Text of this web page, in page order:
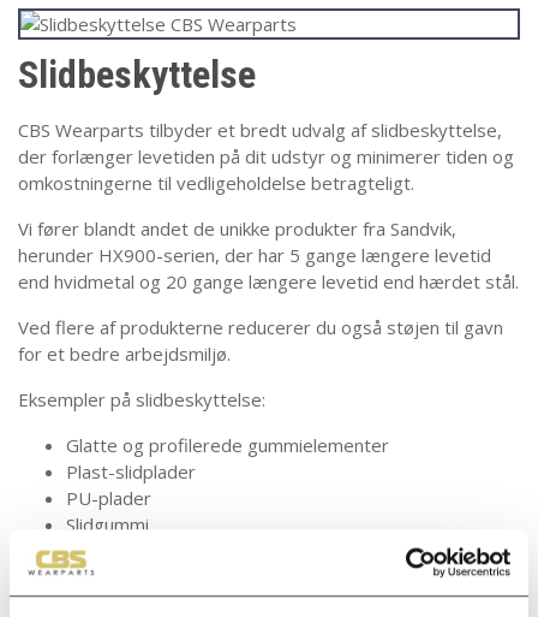
Slidbeskyttelse
CBS Wearparts tilbyder et bredt udvalg af slidbeskyttelse,
der forlænger levetiden på dit udstyr og minimerer tiden og
omkostningerne til vedligeholdelse betragteligt.
Vi fører blandt andet de unikke produkter fra Sandvik,
herunder HX900-serien, der har 5 gange længere levetid
end hvidmetal og 20 gange længere levetid end hærdet stål.
Ved flere af produkterne reducerer du også støjen til gavn
for et bedre arbejdsmiljø.
Eksempler på slidbeskyttelse:
Glatte og profilerede gummielementer
Plast-slidplader
PU-plader
Slidgummi
Keramiske belægninger
Hårdmetal indstøbt i komposit
Støvdug og tilbehør